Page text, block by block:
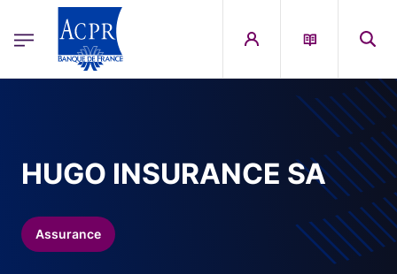
ACPR Menu Principal (French)
HUGO INSURANCE SA
Assurance